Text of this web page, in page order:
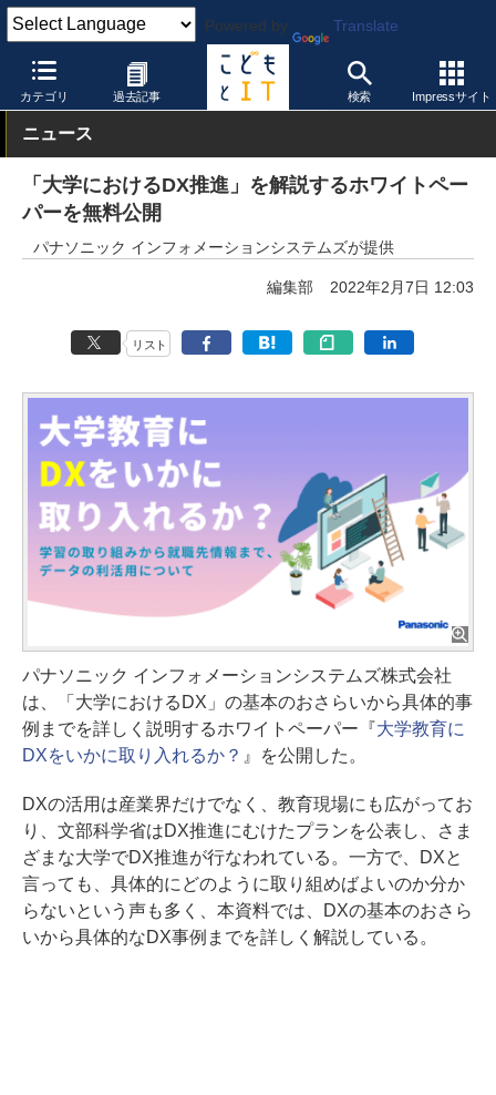
Powered by Translate
カテゴリ 過去記事 検索 Impressサイト
こどもとIT 校種 大学・短大・専門学校
ニュース
「大学におけるDX推進」を解説するホワイトペー
パーを無料公開
パナソニック インフォメーションシステムズが提供
編集部 2022年2月7日 12:03
リスト
パナソニック インフォメーションシステムズ株式会社
は、「大学におけるDX」の基本のおさらいから具体的事
例までを詳しく説明するホワイトペーパー『大学教育に
DXをいかに取り入れるか？ 』を公開した。
DXの活用は産業界だけでなく、教育現場にも広がってお
り、文部科学省はDX推進にむけたプランを公表し、さま
ざまな大学でDX推進が行なわれている。一方で、DXと
言っても、具体的にどのように取り組めばよいのか分か
らないという声も多く、本資料では、DXの基本のおさら
いから具体的なDX事例までを詳しく解説している。